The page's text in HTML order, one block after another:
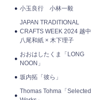
小玉良行 小林一毅
JAPAN TRADITIONAL
CRAFTS WEEK 2024 越中
八尾和紙 × 木下理子
おおはしたくま「LONG
NOON」
坂内拓「彼ら」
Thomas Tohma「Selected